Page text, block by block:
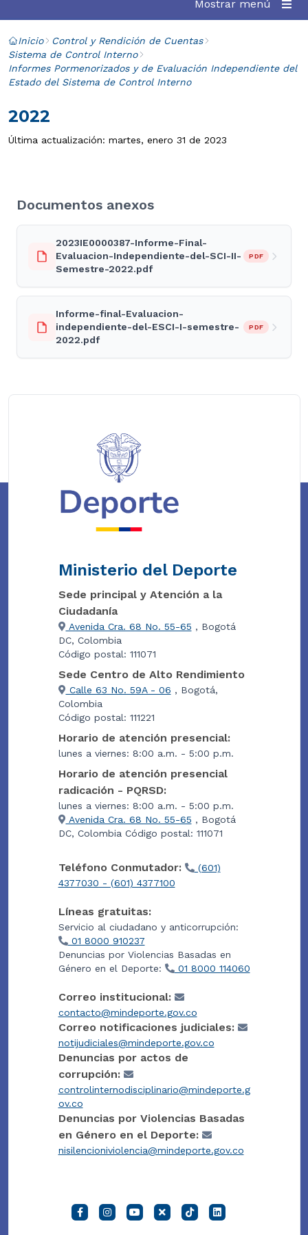
Mostrar menú
Inicio
Control y Rendición de Cuentas
Sistema de Control Interno
Informes Pormenorizados y de Evaluación Independiente del
Estado del Sistema de Control Interno
2022
Última actualización: martes, enero 31 de 2023
Documentos anexos
2023IE0000387-Informe-Final-
Evaluacion-Independiente-del-SCI-II-
Semestre-2022.pdf
PDF
Informe-final-Evaluacion-
independiente-del-ESCI-I-semestre-
2022.pdf
PDF
Ministerio del Deporte
Sede principal y Atención a la
Ciudadanía
Avenida Cra. 68 No. 55-65 , Bogotá
DC, Colombia
Código postal: 111071
Sede Centro de Alto Rendimiento
Calle 63 No. 59A - 06 , Bogotá,
Colombia
Código postal: 111221
Horario de atención presencial:
lunes a viernes: 8:00 a.m. - 5:00 p.m.
Horario de atención presencial
radicación - PQRSD:
lunes a viernes: 8:00 a.m. - 5:00 p.m.
Avenida Cra. 68 No. 55-65 , Bogotá
DC, Colombia Código postal: 111071
Teléfono Conmutador:
(601)
4377030 - (601) 4377100
Líneas gratuitas:
Servicio al ciudadano y anticorrupción:
01 8000 910237
Denuncias por Violencias Basadas en
Género en el Deporte:
01 8000 114060
Correo institucional:
contacto@mindeporte.gov.co
Correo notificaciones judiciales:
notijudiciales@mindeporte.gov.co
Denuncias por actos de
corrupción:
controlinternodisciplinario@mindeporte.g
ov.co
Denuncias por Violencias Basadas
en Género en el Deporte:
nisilencioniviolencia@mindeporte.gov.co